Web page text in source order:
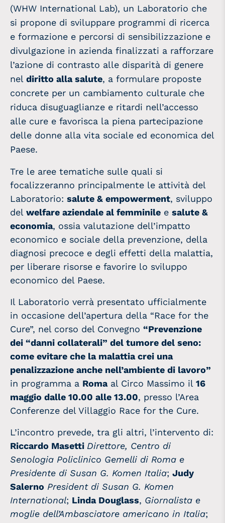
(WHW International Lab), un Laboratorio che
si propone di sviluppare programmi di ricerca
e formazione e percorsi di sensibilizzazione e
divulgazione in azienda finalizzati a rafforzare
l’azione di contrasto alle disparità di genere
nel diritto alla salute, a formulare proposte
concrete per un cambiamento culturale che
riduca disuguaglianze e ritardi nell’accesso
alle cure e favorisca la piena partecipazione
delle donne alla vita sociale ed economica del
Paese.
Tre le aree tematiche sulle quali si
focalizzeranno principalmente le attività del
Laboratorio: salute & empowerment, sviluppo
del welfare aziendale al femminile e salute &
economia, ossia valutazione dell’impatto
economico e sociale della prevenzione, della
diagnosi precoce e degli effetti della malattia,
per liberare risorse e favorire lo sviluppo
economico del Paese.
Il Laboratorio verrà presentato ufficialmente
in occasione dell’apertura della “Race for the
Cure”, nel corso del Convegno “Prevenzione
dei “danni collaterali” del tumore del seno:
come evitare che la malattia crei una
penalizzazione anche nell’ambiente di lavoro”
in programma a Romaal Circo Massimo il 16
maggio dalle 10.00 alle 13.00, presso l’Area
Conferenze del Villaggio Race for the Cure.
L’incontro prevede, tra gli altri, l’intervento di:
Riccardo Masetti Direttore, Centro di
Senologia Policlinico Gemelli di Roma e
Presidente di Susan G. Komen Italia; Judy
Salerno President di Susan G. Komen
International; Linda Douglass, Giornalista e
moglie dell’Ambasciatore americano in Italia;